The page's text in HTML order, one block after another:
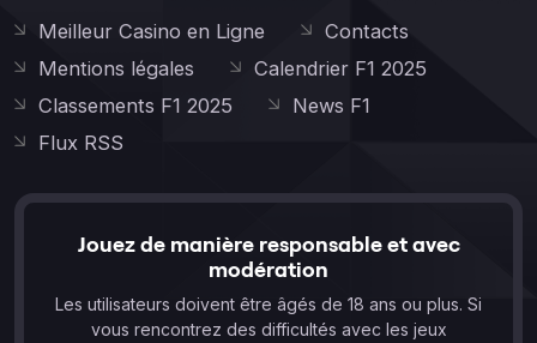
Meilleur Casino en Ligne
Contacts
Mentions légales
Calendrier F1 2025
Classements F1 2025
News F1
Flux RSS
Jouez de manière responsable et avec
modération
Les utilisateurs doivent être âgés de 18 ans ou plus. Si
vous rencontrez des difficultés avec les jeux